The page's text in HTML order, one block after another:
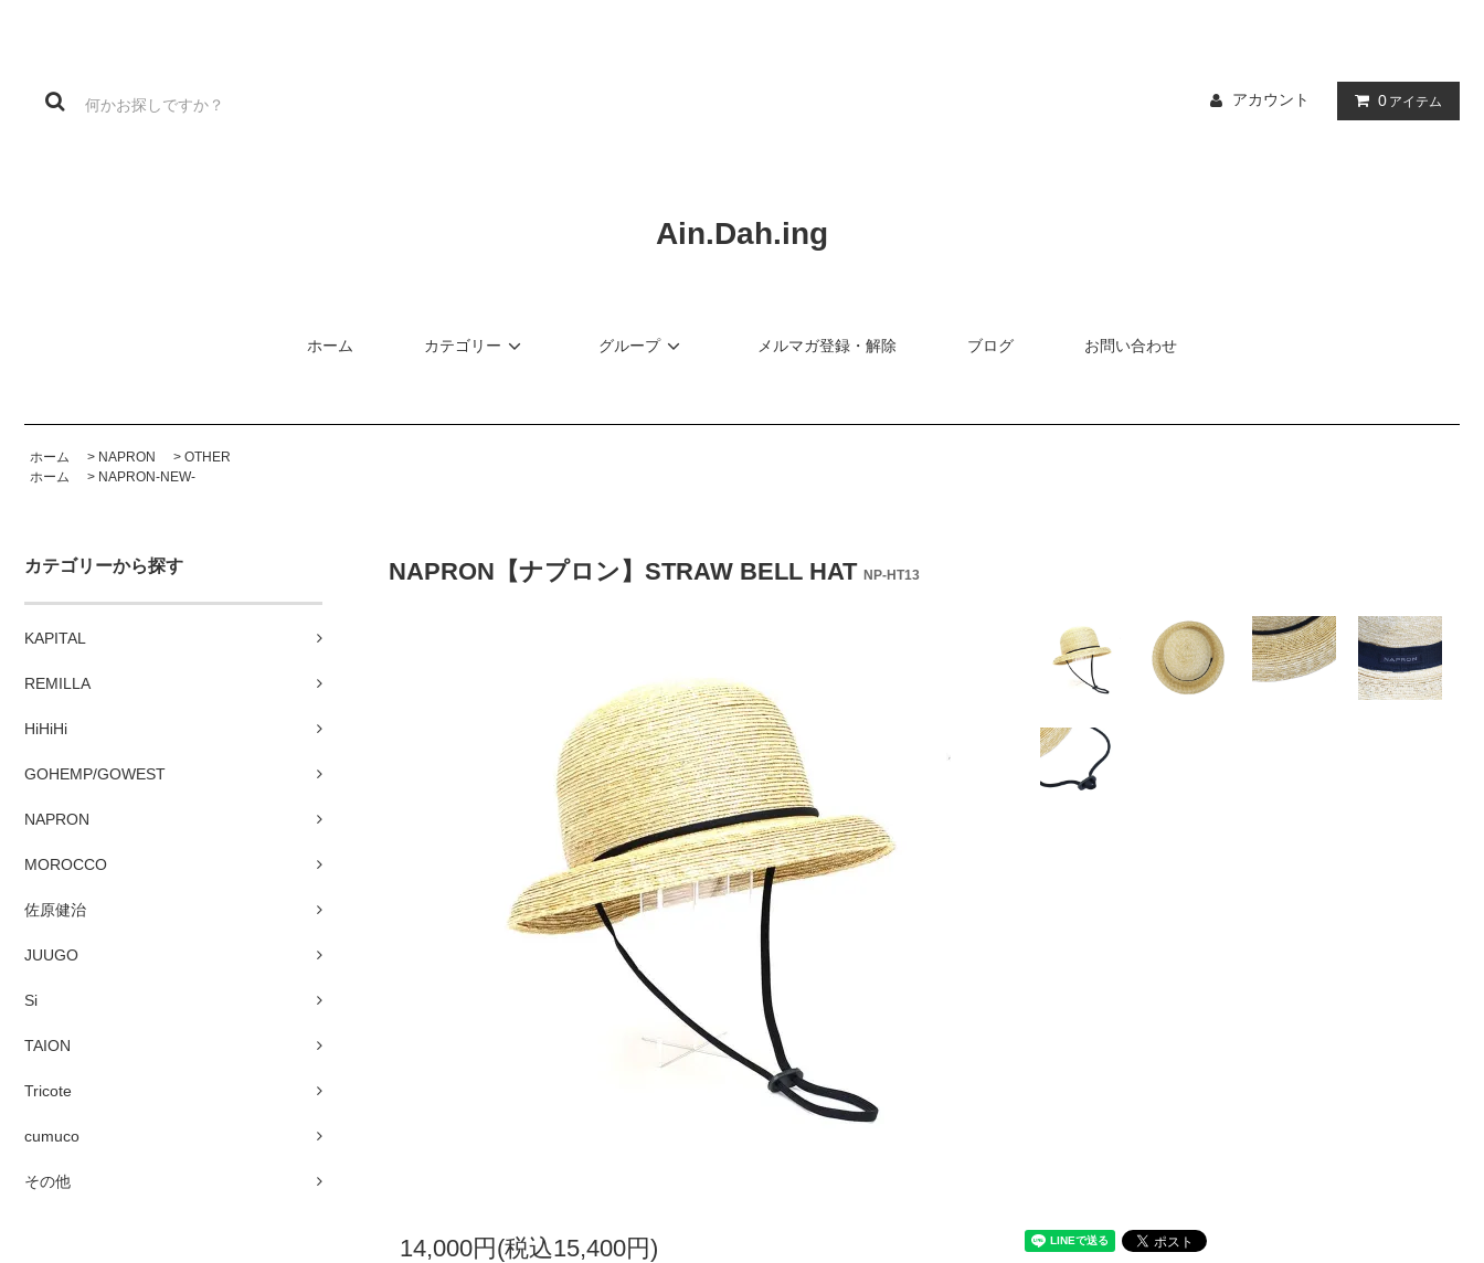
アカウント 0 アイテム
Ain.Dah.ing
ホーム カテゴリー グループ メルマガ登録・解除 ブログ お問い合わせ
ホーム > NAPRON > OTHER
ホーム
> NAPRON-NEW-
カテゴリーから探す
KAPITAL
REMILLA
HiHiHi
GOHEMP/GOWEST
NAPRON
MOROCCO
佐原健治
JUUGO
Si
TAION
Tricote
cumuco
その他
NAPRON【ナプロン】STRAW BELL HAT NP-HT13
14,000円(税込15,400円)